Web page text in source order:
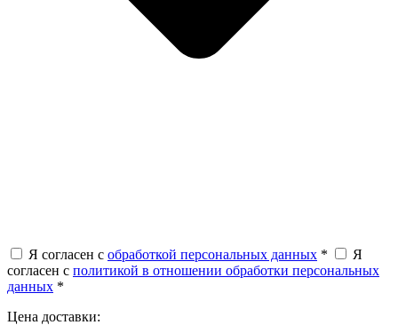
Я согласен с обработкой персональных данных *
Я
согласен с политикой в отношении обработки персональных
данных *
Цена доставки: